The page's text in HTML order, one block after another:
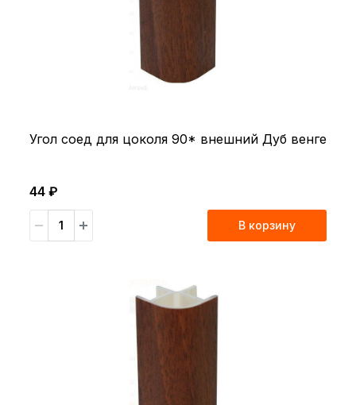
Угол соед для цоколя 90* внешний Дуб венге
44 ₽
В корзину